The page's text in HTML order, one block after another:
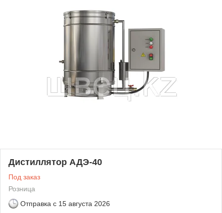
Дистиллятор АДЭ-40
Под заказ
Розница
Отправка с 15 августа 2026